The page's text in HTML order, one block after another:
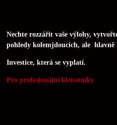
Nechte rozzářit vaše výlohy,
pohledy kolemjdoucích, ale
Investice, která se vyplatí.
Pro profesionální klenotníky